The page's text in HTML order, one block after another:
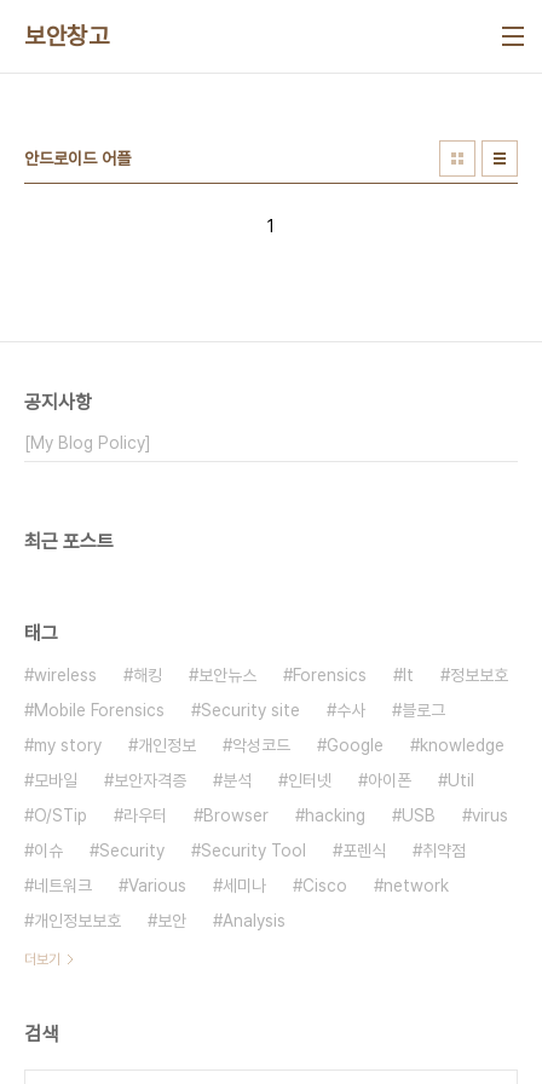
보안창고
안드로이드 어플
1
공지사항
[My Blog Policy]
최근 포스트
태그
wireless 해킹 보안뉴스 Forensics It
정보보호
Mobile Forensics
Security site 수사
블로그
my story
개인정보 악성코드 Google
knowledge
모바일
보안자격증 분석 인터넷 아이폰
Util
O/STip
라우터 Browser hacking USB
virus
이슈
Security Security Tool 포렌식
취약점
네트워크
Various 세미나 Cisco
network
개인정보보호
보안 Analysis
더보기
검색